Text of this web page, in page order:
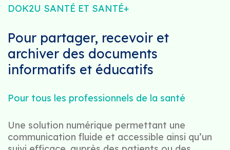
DOK2U SANTÉ ET SANTÉ+
Pour partager, recevoir et
archiver des documents
informatifs et éducatifs
Pour tous les professionnels de la santé
Une solution numérique permettant une
communication fluide et accessible ainsi qu’un